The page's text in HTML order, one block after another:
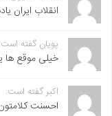
انقلاب ایران
پویان گفته است:
خیلی موقع ها
اکبر گفته است:
احسنت